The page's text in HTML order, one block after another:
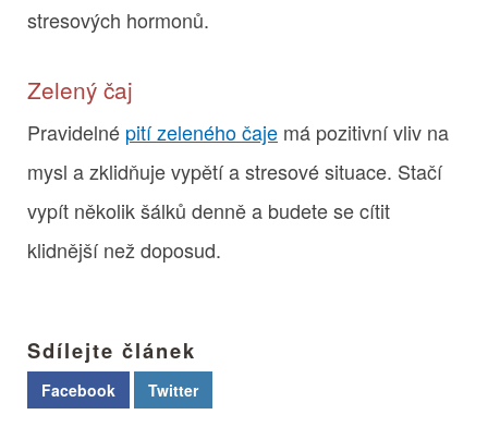
stresových hormonů.
Zelený čaj
Pravidelné pití zeleného čaje má pozitivní vliv na
mysl a zklidňuje vypětí a stresové situace. Stačí
vypít několik šálků denně a budete se cítit
klidnější než doposud.
Sdílejte článek
Facebook Twitter